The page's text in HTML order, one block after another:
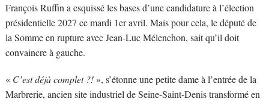
François Ruffin a esquissé les bases d’une candidature à l’élection
présidentielle 2027 ce mardi 1er avril. Mais pour cela, le député de
la Somme en rupture avec Jean-Luc Mélenchon, sait qu’il doit
convaincre à gauche.
«C’est déjà complet ?! », s’étonne une petite dame à l’entrée de la
Marbrerie, ancien site industriel de Seine-Saint-Denis transformé en